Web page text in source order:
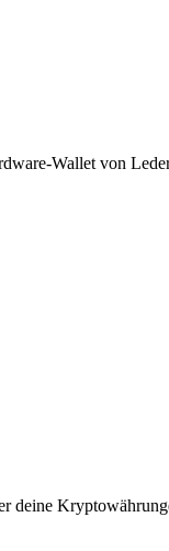
Wallet von